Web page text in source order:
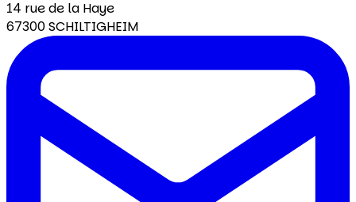
14 rue de la Haye
67300 SCHILTIGHEIM